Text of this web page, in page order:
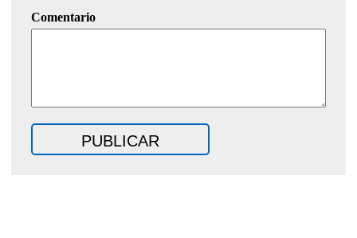
Comentario